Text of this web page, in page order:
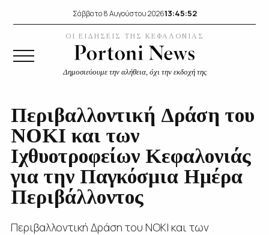
Σάββατο 8 Αυγούστου 202613:45:53
ΟΙ ΕΙΔΗΣΕΙΣ ΤΗΣ ΚΕΦΑΛΟΝΙΑΣ
Δημοσιεύουμε την αλήθεια, όχι την εκδοχή της
Περιβαλλοντική Δράση του
ΝΟΚΙ και των
Ιχθυοτροφείων Κεφαλονιάς
για την Παγκόσμια Ημέρα
Περιβάλλοντος
Περιβαλλοντική Δράση του ΝΟΚΙ και των